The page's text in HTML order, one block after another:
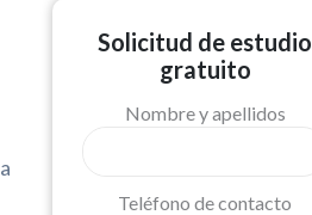
Solicitud de estudio
gratuito
Nombre y apellidos
Teléfono de contacto